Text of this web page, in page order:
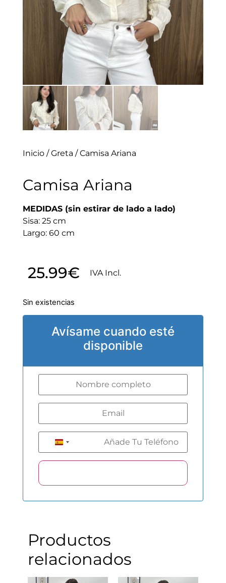
Inicio/Greta / Camisa Ariana
Camisa Ariana
MEDIDAS (sin estirar de lado a lado)
Sisa: 25 cm
Largo: 60 cm
25.99€ IVA Incl.
Sin existencias
Avísame cuando esté
disponible
Spain +34
Productos
relacionados